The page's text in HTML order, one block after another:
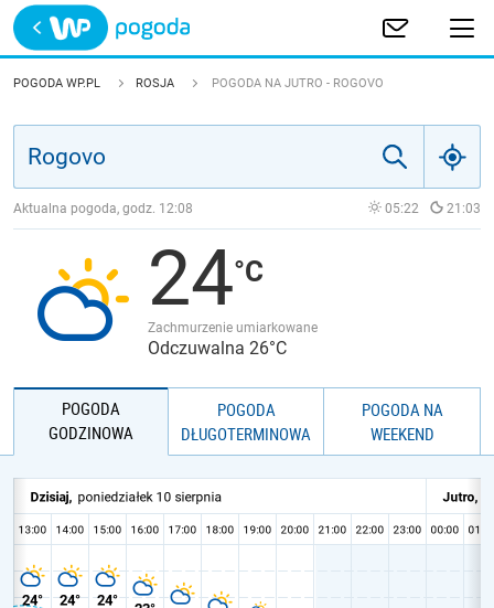
Trwa ładowanie
POLSKA
JAKOŚĆ POWIETRZA
POGODA WP.PL ROSJA POGODA NA JUTRO - ROGOVO
Aktualna pogoda, godz. 12:08 05:22 21:03
24
Zachmurzenie umiarkowane
Odczuwalna 26°C
POGODA
GODZINOWA
POGODA
DŁUGOTERMINOWA
POGODA NA
WEEKEND